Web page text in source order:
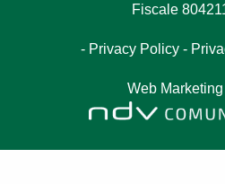
Fiscale
- Privacy Policy -
Web